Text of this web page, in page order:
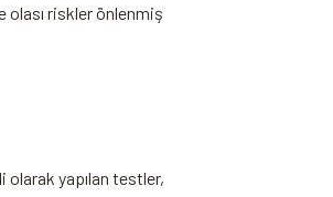
olası riskler önlenmiş
⁣olarak ⁣yapılan testler,